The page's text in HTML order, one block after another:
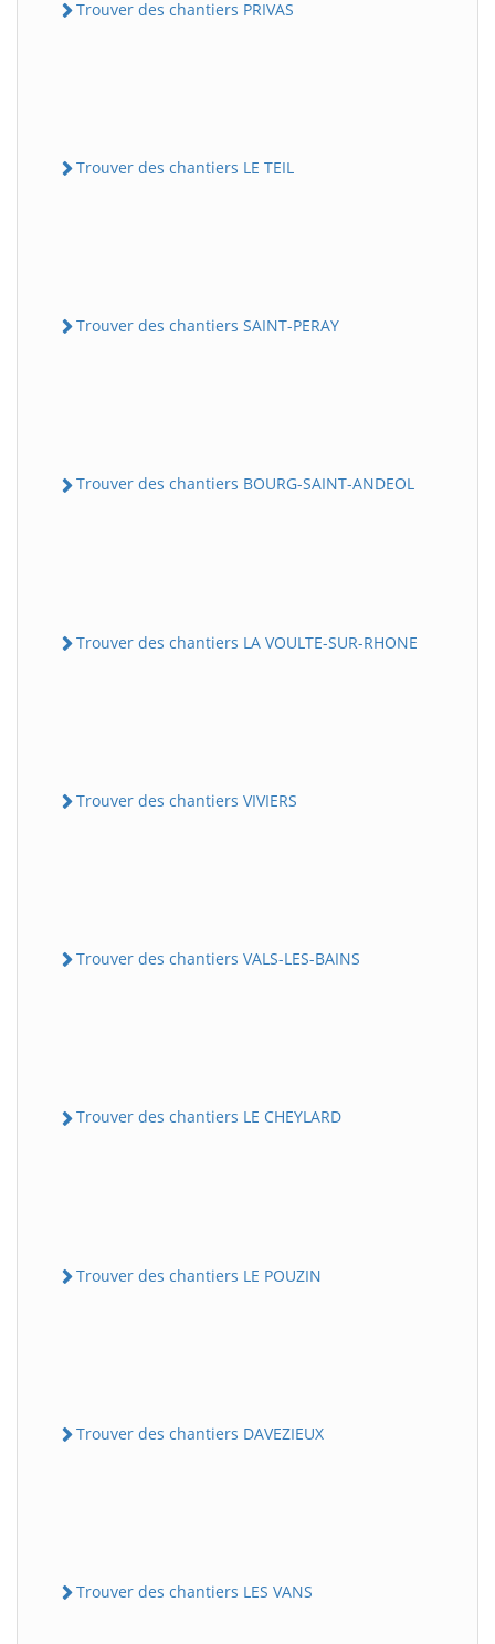
Trouver des chantiers PRIVAS
Trouver des chantiers LE TEIL
Trouver des chantiers SAINT-PERAY
Trouver des chantiers BOURG-SAINT-ANDEOL
Trouver des chantiers LA VOULTE-SUR-RHONE
Trouver des chantiers VIVIERS
Trouver des chantiers VALS-LES-BAINS
Trouver des chantiers LE CHEYLARD
Trouver des chantiers LE POUZIN
Trouver des chantiers DAVEZIEUX
Trouver des chantiers LES VANS